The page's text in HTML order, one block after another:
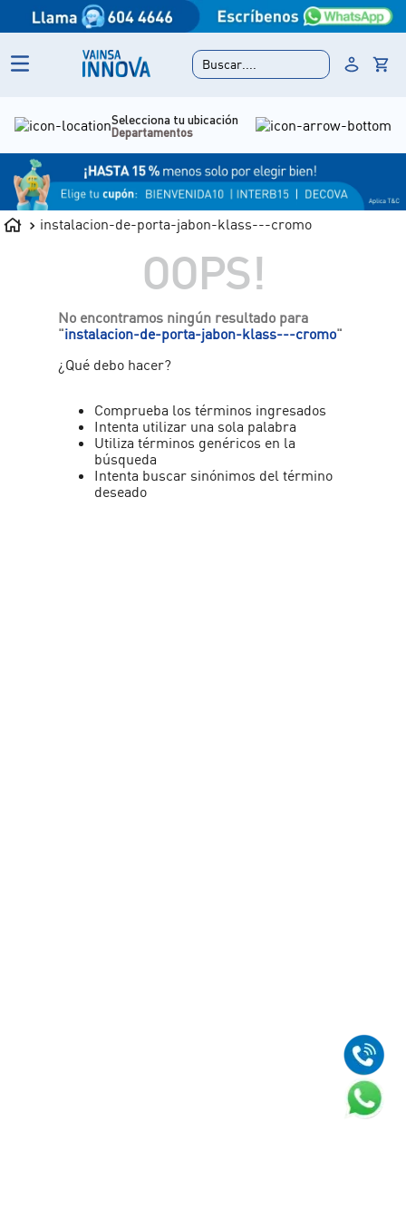
Buscar....
Selecciona tu ubicación
Departamentos
instalacion-de-porta-jabon-klass---cromo
OOPS!
No encontramos ningún resultado para
"instalacion-de-porta-jabon-klass---cromo"
¿Qué debo hacer?
Comprueba los términos ingresados
Intenta utilizar una sola palabra
Utiliza términos genéricos en la
búsqueda
Intenta buscar sinónimos del término
deseado